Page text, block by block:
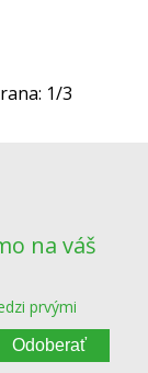
1/3
na váš
prvými
Odoberať